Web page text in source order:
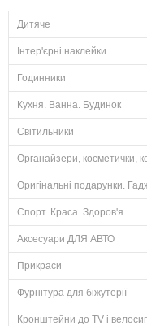
Дитяче
Інтер'єрні наклейки
Годинники
Кухня. Ванна. Будинок
Світильники
Органайзери, косметички,
Оригінальні подарунки.
Спорт. Краса. Здоров'я
Аксесуари ДЛЯ АВТО
Прикраси
Фурнітура для біжутерії
Кронштейни до TV і